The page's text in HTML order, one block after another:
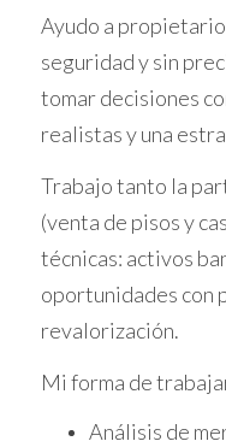
enriquecedor.
para construir
proporcionar a
de experiencias y
Article en català:
Catalunya, amb la
idoni per establir
Ayudo a
seguridad y sin
tomar decisiones
realistas y una
Trabajo tanto la
(venta de pisos y
técnicas: activos
oportunidades con
revalorización.
Mi forma de
Análisis de